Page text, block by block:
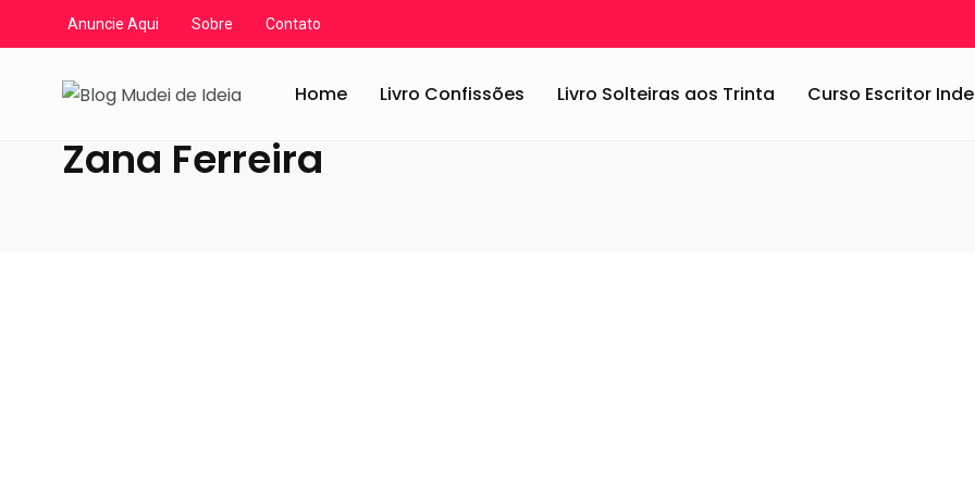
Anuncie Aqui Sobre Contato
Home Livro Confissões Livro Solteiras aos Trinta Curso Escritor
Blog Mudei de Ideia / Artigos / Zana Ferreira
Zana Ferreira